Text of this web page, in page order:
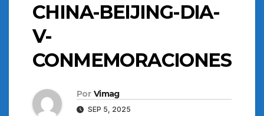
CHINA-BEIJING-DIA-
V-
CONMEMORACIONES
Por Vimag
SEP 5, 2025